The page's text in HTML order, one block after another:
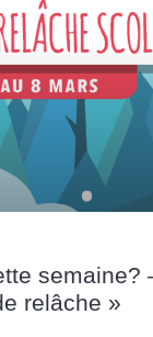
semaine?
relâche »